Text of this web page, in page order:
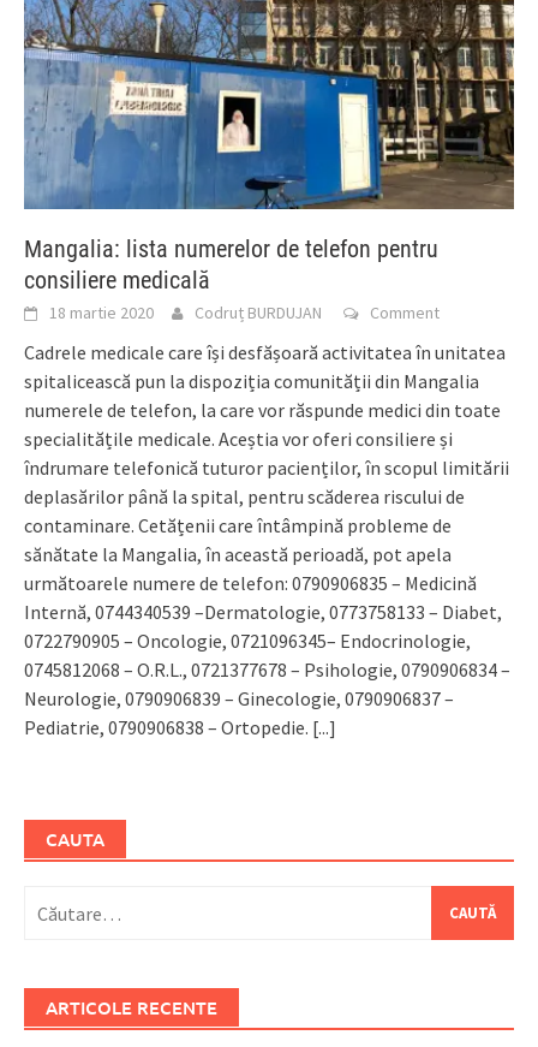
Mangalia: lista numerelor de telefon pentru
consiliere medicală
18 martie 2020 Codruț BURDUJAN Comment
Cadrele medicale care își desfășoară activitatea în unitatea
spitalicească pun la dispoziția comunității din Mangalia
numerele de telefon, la care vor răspunde medici din toate
specialitățile medicale. Aceștia vor oferi consiliere și
îndrumare telefonică tuturor pacienților, în scopul limitării
deplasărilor până la spital, pentru scăderea riscului de
contaminare. Cetățenii care întâmpină probleme de
sănătate la Mangalia, în această perioadă, pot apela
următoarele numere de telefon: 0790906835 – Medicină
Internă, 0744340539 –Dermatologie, 0773758133 – Diabet,
0722790905 – Oncologie, 0721096345– Endocrinologie,
0745812068 – O.R.L., 0721377678 – Psihologie, 0790906834 –
Neurologie, 0790906839 – Ginecologie, 0790906837 –
Pediatrie, 0790906838 – Ortopedie. [...]
CAUTA
după:
ARTICOLE RECENTE